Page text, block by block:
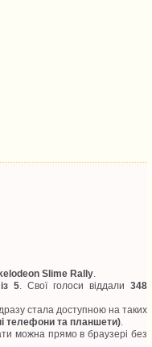
Slime Rally
5. Свої голоси віддали348
стала доступною на таких
телефони та планшети)
можна прямо в браузері без